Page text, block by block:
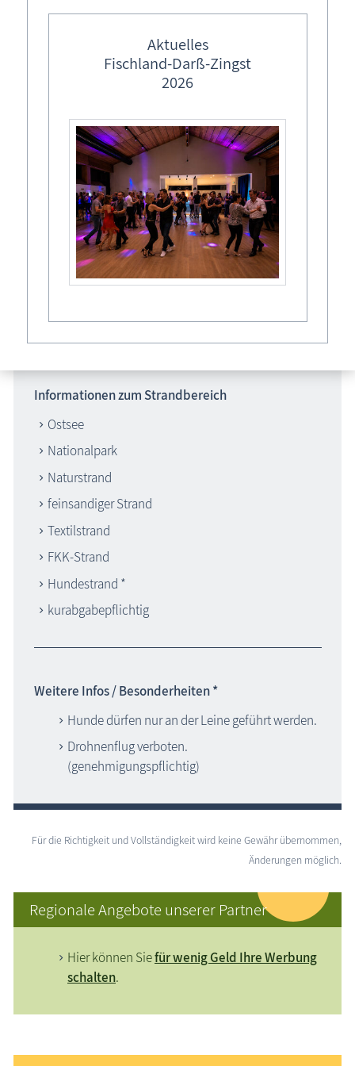
Strandübergang 7
Weststrand „Rehberge“
(Weg im Nationalpark)
Born a. Darß
Notruf: 112
Informationen zum Strandbereich
Ostsee
Nationalpark
Naturstrand
feinsandiger Strand
Textilstrand
FKK-Strand
Hundestrand *
kurabgabepflichtig
Weitere Infos / Besonderheiten *
Hunde dürfen nur an der Leine geführt werden.
Drohnenflug verboten.
(genehmigungspflichtig)
Für die Richtigkeit und Vollständigkeit wird keine Gewähr übernommen,
Änderungen möglich.
Regionale Angebote unserer Partner
Hier können Siefür wenig Geld Ihre Werbung
schalten.
Aktuelles
Fischland-Darß-Zingst
2026